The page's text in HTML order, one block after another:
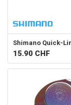
Shimano Quick-
15.90 CHF